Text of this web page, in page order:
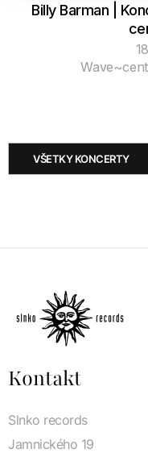
Billy Barman |
VŠETKY KONCERTY
Kontakt
Slnko records
Jamnického 19